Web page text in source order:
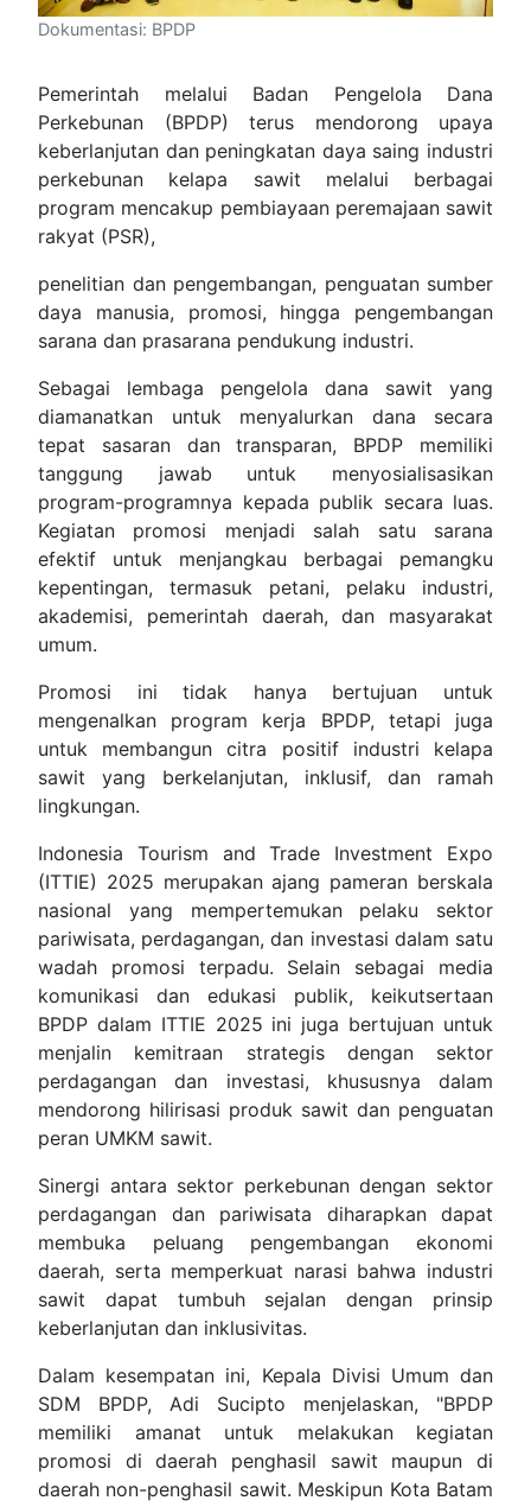
Dokumentasi: BPDP
Pemerintah melalui Badan Pengelola Dana
Perkebunan (BPDP) terus mendorong upaya
keberlanjutan dan peningkatan daya saing industri
perkebunan kelapa sawit melalui berbagai
program mencakup pembiayaan peremajaan sawit
rakyat (PSR),
penelitian dan pengembangan, penguatan sumber
daya manusia, promosi, hingga pengembangan
sarana dan prasarana pendukung industri.
Sebagai lembaga pengelola dana sawit yang
diamanatkan untuk menyalurkan dana secara
tepat sasaran dan transparan, BPDP memiliki
tanggung jawab untuk menyosialisasikan
program-programnya kepada publik secara luas.
Kegiatan promosi menjadi salah satu sarana
efektif untuk menjangkau berbagai pemangku
kepentingan, termasuk petani, pelaku industri,
akademisi, pemerintah daerah, dan masyarakat
umum.
Promosi ini tidak hanya bertujuan untuk
mengenalkan program kerja BPDP, tetapi juga
untuk membangun citra positif industri kelapa
sawit yang berkelanjutan, inklusif, dan ramah
lingkungan.
Indonesia Tourism and Trade Investment Expo
(ITTIE) 2025 merupakan ajang pameran berskala
nasional yang mempertemukan pelaku sektor
pariwisata, perdagangan, dan investasi dalam satu
wadah promosi terpadu. Selain sebagai media
komunikasi dan edukasi publik, keikutsertaan
BPDP dalam ITTIE 2025 ini juga bertujuan untuk
menjalin kemitraan strategis dengan sektor
perdagangan dan investasi, khususnya dalam
mendorong hilirisasi produk sawit dan penguatan
peran UMKM sawit.
Sinergi antara sektor perkebunan dengan sektor
perdagangan dan pariwisata diharapkan dapat
membuka peluang pengembangan ekonomi
daerah, serta memperkuat narasi bahwa industri
sawit dapat tumbuh sejalan dengan prinsip
keberlanjutan dan inklusivitas.
Dalam kesempatan ini, Kepala Divisi Umum dan
SDM BPDP, Adi Sucipto menjelaskan, "BPDP
memiliki amanat untuk melakukan kegiatan
promosi di daerah penghasil sawit maupun di
daerah non-penghasil sawit. Meskipun Kota Batam